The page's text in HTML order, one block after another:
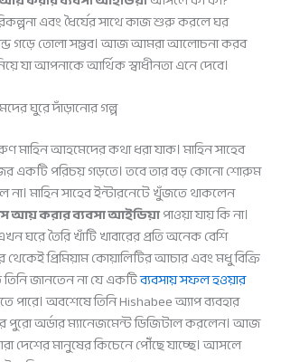
এবং ধৈর্যের সাথে কাজ শুরু করলে ঘর
গড়ে তোলা সম্ভব। আজ আমরা আলোচনা করব
যা আপনাকে আর্থিক স্বাধীনতা এনে দেবে।
ঘুরে দাঁড়ানোর গল্প
মাহিন আহমেদের কথা ধরা যাক। মাহিন সাহেব
একটি পরিচয় গড়তে। তবে তার বড় কোনো শোরুম
না। মাহিন সাহেব ইন্টারনেটে খুঁজতে থাকলেন
আয় করার ব্যবসা আইডিয়াপাওয়া যায় কি না।
ঘরে তৈরি খাঁটি খাবারের প্রতি অনেক বেশি
থেকেই প্রিমিয়াম কোয়ালিটির আচার এবং মধু বিক্রি
জানতেন না যে একটিব্যবসায় সফল হওয়ার
অবশেষে তিনি Hishabee অ্যাপ ব্যবহার
অর্ডার ম্যানেজমেন্ট ডিজিটাল করলেন। আজ
দেশের মানুষের কিচেনে পৌঁছে যাচ্ছে। আসলে